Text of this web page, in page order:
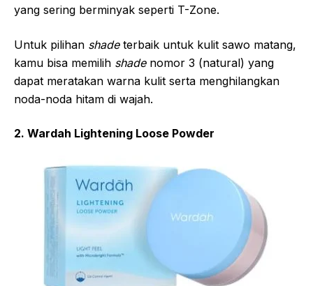
yang sering berminyak seperti T-Zone.
Untuk pilihan shadeterbaik untuk kulit sawo matang,
kamu bisa memilih shadenomor 3 (natural) yang
dapat meratakan warna kulit serta menghilangkan
noda-noda hitam di wajah.
2. Wardah Lightening Loose Powder